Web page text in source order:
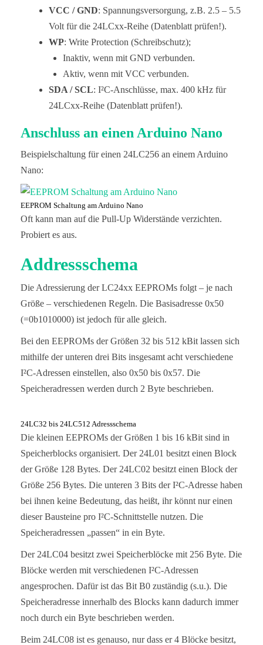
VCC / GND: Spannungsversorgung, z.B. 2.5 – 5.5
Volt für die 24LCxx-Reihe (Datenblatt prüfen!).
WP: Write Protection (Schreibschutz);
Inaktiv, wenn mit GND verbunden.
Aktiv, wenn mit VCC verbunden.
SDA / SCL: I²C-Anschlüsse, max. 400 kHz für
24LCxx-Reihe (Datenblatt prüfen!).
Anschluss an einen Arduino Nano
Beispielschaltung für einen 24LC256 an einem Arduino
Nano:
EEPROM Schaltung am Arduino Nano
Oft kann man auf die Pull-Up Widerstände verzichten.
Probiert es aus.
Addressschema
Die Adressierung der LC24xx EEPROMs folgt – je nach
Größe – verschiedenen Regeln. Die Basisadresse 0x50
(=0b1010000) ist jedoch für alle gleich.
Bei den EEPROMs der Größen 32 bis 512 kBit lassen sich
mithilfe der unteren drei Bits insgesamt acht verschiedene
I²C-Adressen einstellen, also 0x50 bis 0x57. Die
Speicheradressen werden durch 2 Byte beschrieben.
24LC32 bis 24LC512 Adressschema
Die kleinen EEPROMs der Größen 1 bis 16 kBit sind in
Speicherblocks organisiert. Der 24L01 besitzt einen Block
der Größe 128 Bytes. Der 24LC02 besitzt einen Block der
Größe 256 Bytes. Die unteren 3 Bits der I²C-Adresse haben
bei ihnen keine Bedeutung, das heißt, ihr könnt nur einen
dieser Bausteine pro I²C-Schnittstelle nutzen. Die
Speicheradressen „passen“ in ein Byte.
Der 24LC04 besitzt zwei Speicherblöcke mit 256 Byte. Die
Blöcke werden mit verschiedenen I²C-Adressen
angesprochen. Dafür ist das Bit B0 zuständig (s.u.). Die
Speicheradresse innerhalb des Blocks kann dadurch immer
noch durch ein Byte beschrieben werden.
Beim 24LC08 ist es genauso, nur dass er 4 Blöcke besitzt,